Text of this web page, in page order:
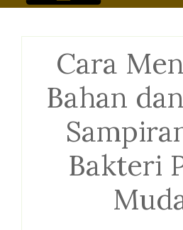
Cara
Bahan
Bakteri